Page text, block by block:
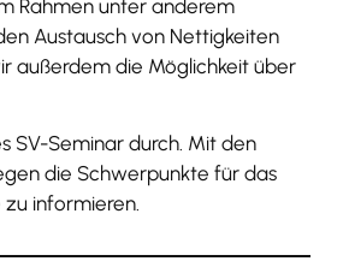
Rahmen unter anderem
Austausch von Nettigkeiten
außerdem die Möglichkeit über
SV-Seminar durch. Mit den
die Schwerpunkte für das
informieren.